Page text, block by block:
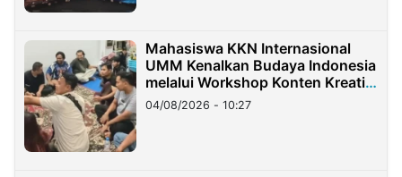
Mahasiswa KKN Internasional
UMM Kenalkan Budaya Indonesia
melalui Workshop Konten Kreatif
di Taiwan
04/08/2026 - 10:27